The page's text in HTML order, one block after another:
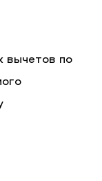
вычетов по